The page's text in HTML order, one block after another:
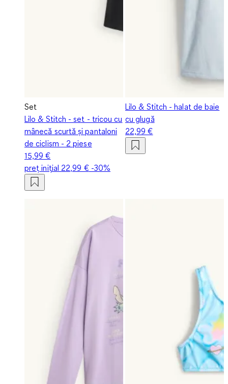
Set
Lilo & Stitch - set - tricou cu
mânecă scurtă și pantaloni
de ciclism - 2 piese
15,99 €
preț inițial 22,99 €-30%
Lilo & Stitch - halat de baie
cu glugă
22,99 €